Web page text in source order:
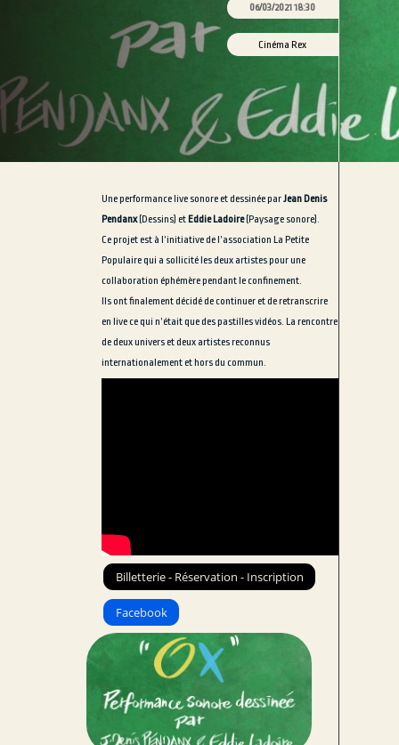
06/03/2021 18:30
Cinéma Rex
Une performance live sonore et dessinée parJean Denis
Pendanx(Dessins) et Eddie Ladoire(Paysage sonore).
Ce projet est à l’initiative de l’association La Petite
Populaire qui a sollicité les deux artistes pour une
collaboration éphémère pendant le confinement.
Ils ont finalement décidé de continuer et de retranscrire
en live ce qui n’était que des pastilles vidéos. La rencontre
de deux univers et deux artistes reconnus
internationalement et hors du commun.
Billetterie - Réservation - Inscription
Facebook